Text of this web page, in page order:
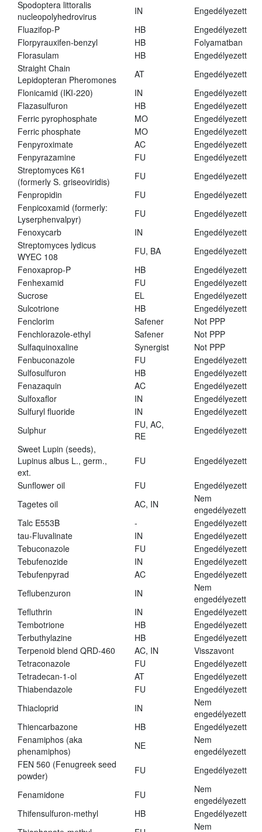
Spodoptera littoralis
nucleopolyhedrovirus
IN
Engedélyezett
Fluazifop-P
HB
Engedélyezett
Florpyrauxifen-benzyl
HB
Folyamatban
Florasulam
HB
Engedélyezett
Straight Chain
Lepidopteran Pheromones
AT
Engedélyezett
Flonicamid (IKI-220)
IN
Engedélyezett
Flazasulfuron
HB
Engedélyezett
Ferric pyrophosphate
MO
Engedélyezett
Ferric phosphate
MO
Engedélyezett
Fenpyroximate
AC
Engedélyezett
Fenpyrazamine
FU
Engedélyezett
Streptomyces K61
(formerly S. griseoviridis)
FU
Engedélyezett
Fenpropidin
FU
Engedélyezett
Fenpicoxamid (formerly:
Lyserphenvalpyr)
FU
Engedélyezett
Fenoxycarb
IN
Engedélyezett
Streptomyces lydicus
WYEC 108
FU, BA
Engedélyezett
Fenoxaprop-P
HB
Engedélyezett
Fenhexamid
FU
Engedélyezett
Sucrose
EL
Engedélyezett
Sulcotrione
HB
Engedélyezett
Fenclorim
Safener
Not PPP
Fenchlorazole-ethyl
Safener
Not PPP
Sulfaquinoxaline
Synergist
Not PPP
Fenbuconazole
FU
Engedélyezett
Sulfosulfuron
HB
Engedélyezett
Fenazaquin
AC
Engedélyezett
Sulfoxaflor
IN
Engedélyezett
Sulfuryl fluoride
IN
Engedélyezett
Sulphur
FU, AC,
RE
Engedélyezett
Sweet Lupin (seeds),
Lupinus albus L., germ.,
ext.
FU Engedélyezett
Sunflower oil FU
Engedélyezett
Tagetes oil
AC, IN
Nem
engedélyezett
Talc E553B
-
Engedélyezett
tau-Fluvalinate
IN
Engedélyezett
Tebuconazole
FU
Engedélyezett
Tebufenozide
IN
Engedélyezett
Tebufenpyrad
AC
Engedélyezett
Teflubenzuron
IN
Nem
engedélyezett
Tefluthrin
IN
Engedélyezett
Tembotrione
HB
Engedélyezett
Terbuthylazine
HB
Engedélyezett
Terpenoid blend QRD-460
AC, IN
Visszavont
Tetraconazole
FU
Engedélyezett
Tetradecan-1-ol
AT
Engedélyezett
Thiabendazole
FU
Engedélyezett
Thiacloprid
IN
Nem
engedélyezett
Thiencarbazone
HB
Engedélyezett
Fenamiphos (aka
phenamiphos)
NE
Nem
engedélyezett
FEN 560 (Fenugreek seed
powder)
FU Engedélyezett
Fenamidone FU
Nem
engedélyezett
Thifensulfuron-methyl
HB
Engedélyezett
Nem